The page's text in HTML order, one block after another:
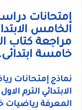
إمتحانات
الخامس
مراجعة كتاب
خامسة ابتدائى.
نماذج إمتحانات
الابتدائي الترم
المعرفة رياضيات